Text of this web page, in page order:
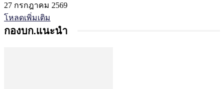
27 กรกฎาคม 2569
โหลดเพิ่มเติม
กองบก.แนะนำ